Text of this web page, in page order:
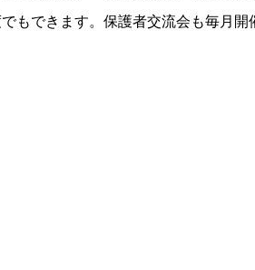
もできます。保護者交流会も毎月